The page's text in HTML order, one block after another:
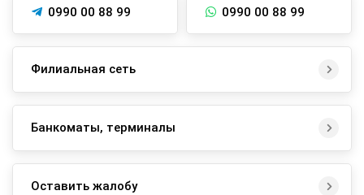
0990 00 88 99 0990 00 88 99
Филиальная сеть
Банкоматы, терминалы
Оставить жалобу